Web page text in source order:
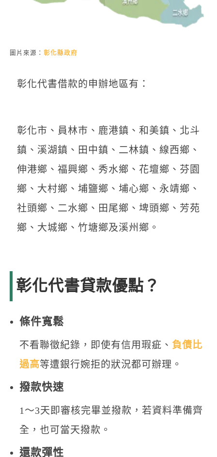
圖片來源： 彰化縣政府
彰化代書借款的申辦地區有：
彰化市、員林巿、鹿港鎮、和美鎮、北斗
鎮、溪湖鎮、田中鎮、二林鎮、線西鄉、
伸港鄉、福興鄉、秀水鄉、花壇鄉、芬園
鄉、大村鄉、埔鹽鄉、埔心鄉、永靖鄉、
社頭鄉、二水鄉、田尾鄉、埤頭鄉、芳苑
鄉、大城鄉、竹塘鄉及溪州鄉。
彰化代書貸款優點？
條件寬鬆
不看聯徵紀錄，即使有信用瑕疵、 負債比
過高等遭銀行婉拒的狀況都可辦理。
撥款快速
1～3天即審核完畢並撥款，若資料準備齊
全，也可當天撥款。
還款彈性